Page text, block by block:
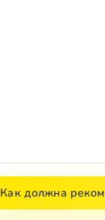
Как должна